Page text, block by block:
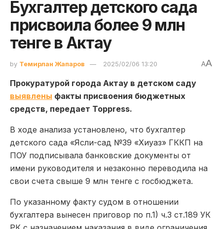
Бухгалтер детского сада
присвоила более 9 млн
тенге в Актау
by Темирлан Жапаров 2025/02/06 13:20 AA
Прокуратурой города Актау в детском саду
выявлены факты присвоения бюджетных
средств, передает Toppress.
В ходе анализа установлено, что бухгалтер
детского сада «Ясли-сад №39 «Хиуаз» ГККП на
ПОУ подписывала банковские документы от
имени руководителя и незаконно переводила на
свои счета свыше 9 млн тенге с госбюджета.
По указанному факту судом в отношении
бухгалтера вынесен приговор по п.1) ч.3 ст.189 УК